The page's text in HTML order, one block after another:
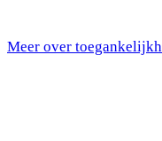
Meer over